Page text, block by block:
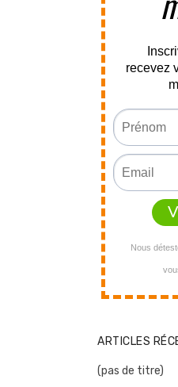
ARTICLES
(pas de titre)